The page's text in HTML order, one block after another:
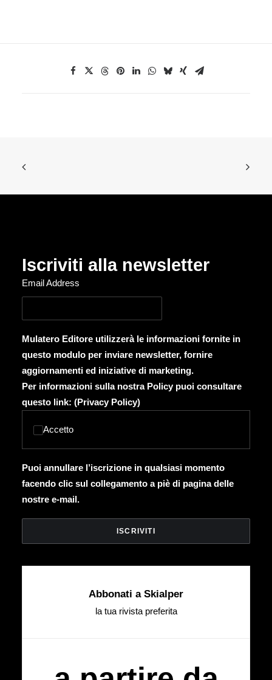
Iscriviti alla newsletter
Email Address
Mulatero Editore utilizzerà le informazioni fornite in
questo modulo per inviare newsletter, fornire
aggiornamenti ed iniziative di marketing.
Per informazioni sulla nostra Policy puoi consultare
questo link: (Privacy Policy)
Accetto
Puoi annullare l’iscrizione in qualsiasi momento
facendo clic sul collegamento a piè di pagina delle
nostre e-mail.
Abbonati a Skialper
la tua rivista preferita